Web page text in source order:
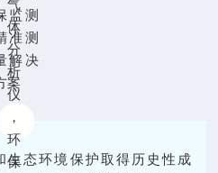
生态环境保护取得历史性成